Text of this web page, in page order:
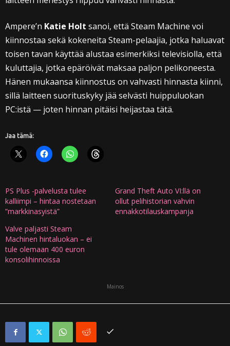
Ampere’n Katie Holt sanoi, että Steam Machine voi
kiinnostaa sekä kokeneita Steam-pelaajia, jotka haluavat
toisen tavan käyttää alustaa esimerkiksi televisiolla, että
kuluttajia, jotka epäröivät maksaa paljon pelikoneesta.
Hänen mukaansa kiinnostus on vahvasti hinnasta kiinni,
sillä laitteen suorituskyky jää selvästi huippuluokan
PC:istä — joten hinnan pitäisi heijastaa tätä.
Jaa tämä:
PS Plus -palvelusta tulee
kalliimpi – hintaa nostetaan
”markkinasyistä”
Grand Theft Auto VI:llä on
ollut pelihistorian vahvin
ennakkotilauskampanja
Valve paljasti Steam
Machinen hintaluokan – ei
tule olemaan 400 euron
konsolihinnoissa
Mainos